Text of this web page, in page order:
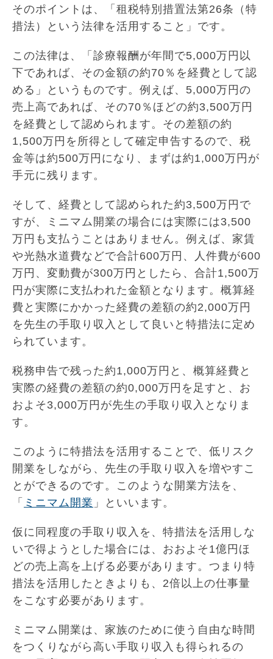
そのポイントは、「租税特別措置法第26条（特
措法）という法律を活用すること」です。
この法律は、「診療報酬が年間で5,000万円以
下であれば、その金額の約70％を経費として認
める」というものです。例えば、5,000万円の
売上高であれば、その70％ほどの約3,500万円
を経費として認められます。その差額の約
1,500万円を所得として確定申告するので、税
金等は約500万円になり、まずは約1,000万円が
手元に残ります。
そして、経費として認められた約3,500万円で
すが、ミニマム開業の場合には実際には3,500
万円も支払うことはありません。例えば、家賃
や光熱水道費などで合計600万円、人件費が600
万円、変動費が300万円としたら、合計1,500万
円が実際に支払われた金額となります。概算経
費と実際にかかった経費の差額の約2,000万円
を先生の手取り収入として良いと特措法に定め
られています。
税務申告で残った約1,000万円と、概算経費と
実際の経費の差額の約0,000万円を足すと、お
およそ3,000万円が先生の手取り収入となりま
す。
このように特措法を活用することで、低リスク
開業をしながら、先生の手取り収入を増やすこ
とができるのです。このような開業方法を、
「 ミニマム開業 」といいます。
仮に同程度の手取り収入を、特措法を活用しな
いで得ようとした場合には、おおよそ1億円ほ
どの売上高を上げる必要があります。つまり特
措法を活用したときよりも、2倍以上の仕事量
をこなす必要があります。
ミニマム開業は、家族のために使う自由な時間
をつくりながら高い手取り収入も得られるの